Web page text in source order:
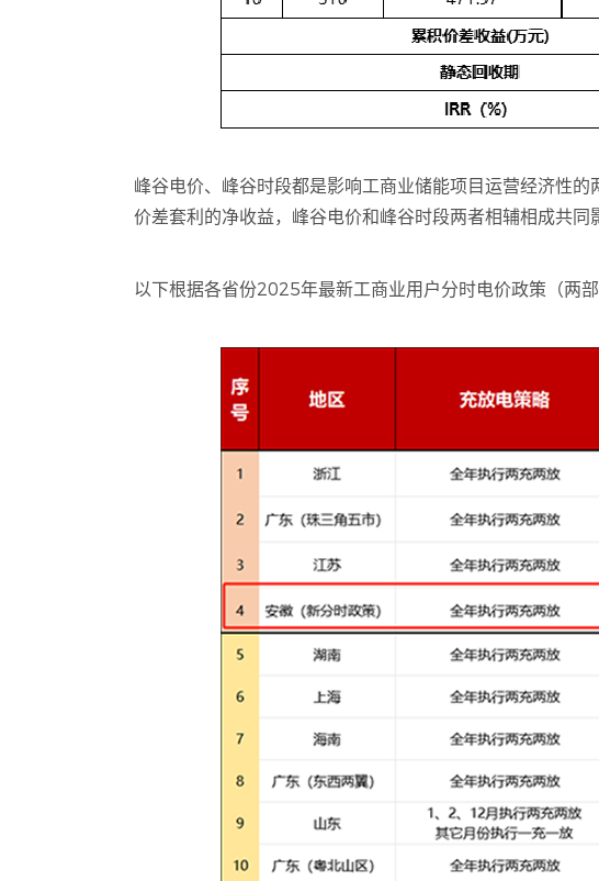
峰谷电价、峰谷时段都是影响工商业储能项目运营经济性
价差套利的净收益，峰谷电价和峰谷时段两者相辅相成共同
以下根据各省份2025年最新工商业用户分时电价政策（两